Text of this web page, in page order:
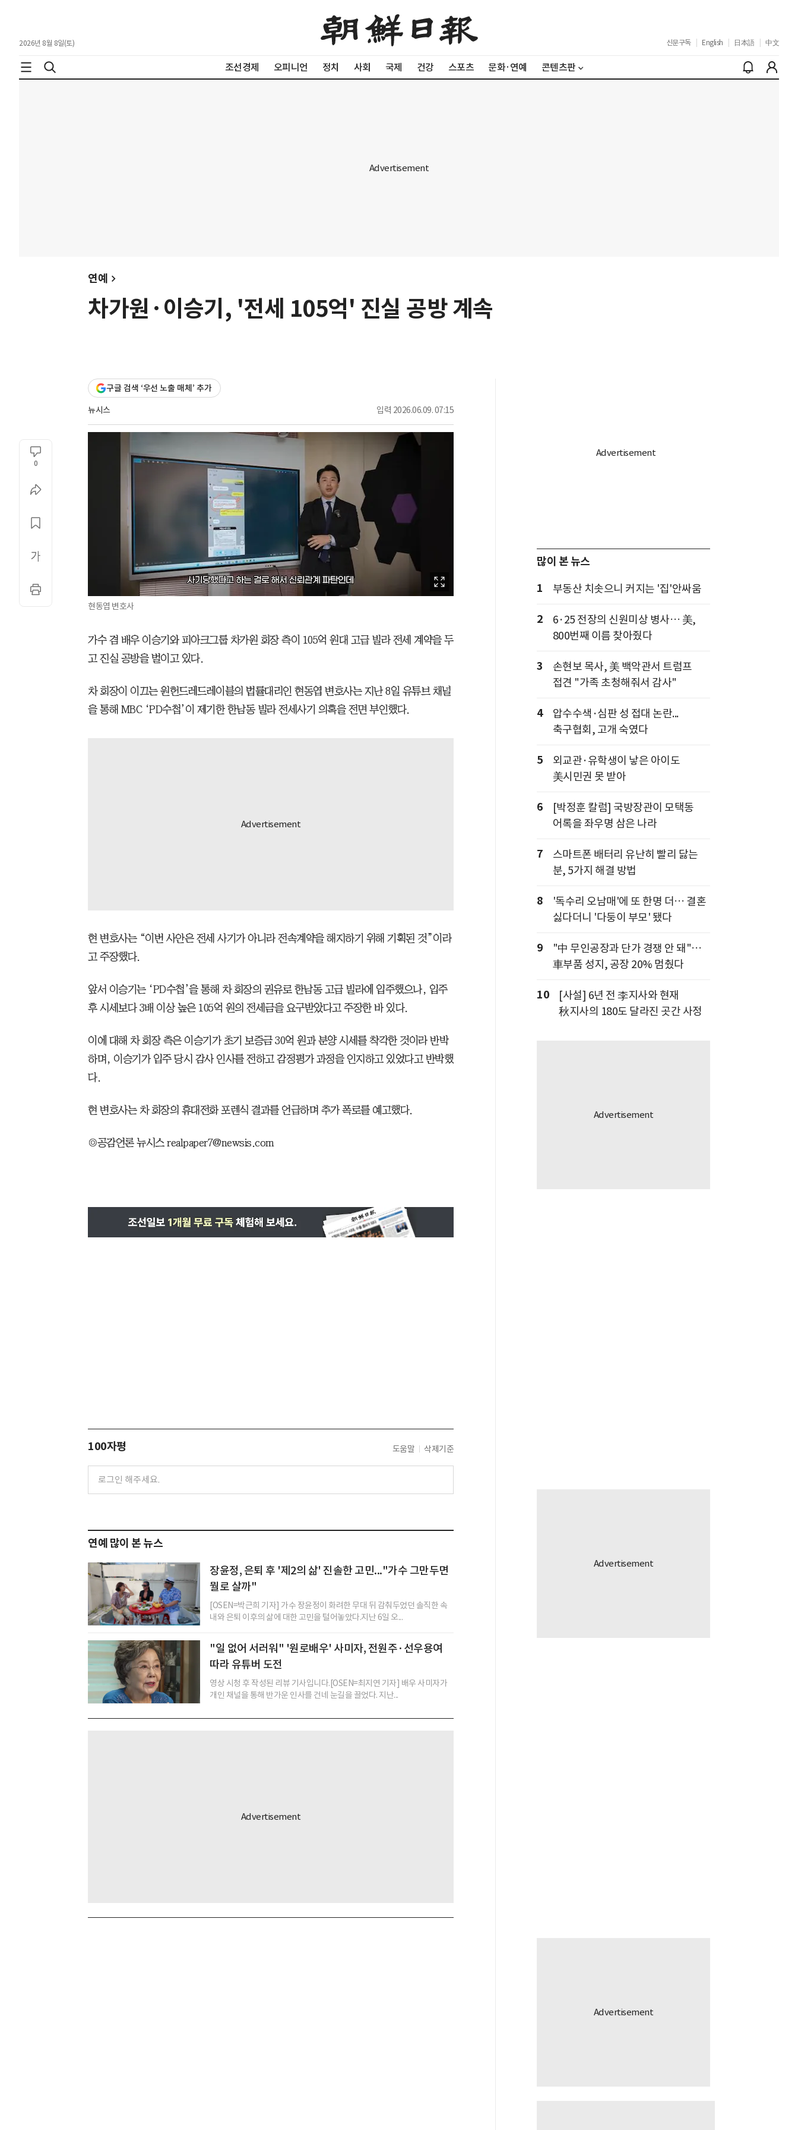
2026년 8월 8일(토) 신문구독 English 日本語 中文
조선경제 오피니언 정치 사회 국제 건강 스포츠 문화·연예 콘텐츠판
연예
차가원·이승기, '전세 105억' 진실 공방 계속
구글 검색 ‘우선 노출 매체’ 추가
뉴시스 입력 2026.06.09. 07:15
0
현동엽 변호사
가수 겸 배우 이승기와 피아크그룹 차가원 회장 측이 105억 원대 고급 빌라 전세 계약을 두
고 진실 공방을 벌이고 있다.
차 회장이 이끄는 원헌드레드레이블의 법률대리인 현동엽 변호사는 지난 8일 유튜브 채널
을 통해 MBC ‘PD수첩’이 제기한 한남동 빌라 전세사기 의혹을 전면 부인했다.
현 변호사는 “이번 사안은 전세 사기가 아니라 전속계약을 해지하기 위해 기획된 것”이라
고 주장했다.
앞서 이승기는 ‘PD수첩’을 통해 차 회장의 권유로 한남동 고급 빌라에 입주했으나, 입주
후 시세보다 3배 이상 높은 105억 원의 전세금을 요구받았다고 주장한 바 있다.
이에 대해 차 회장 측은 이승기가 초기 보증금 30억 원과 분양 시세를 착각한 것이라 반박
하며, 이승기가 입주 당시 감사 인사를 전하고 감정평가 과정을 인지하고 있었다고 반박했
다.
현 변호사는 차 회장의 휴대전화 포렌식 결과를 언급하며 추가 폭로를 예고했다.
◎공감언론 뉴시스 realpaper7@newsis.com
100자평 도움말 삭제기준
연예 많이 본 뉴스
장윤정, 은퇴 후 '제2의 삶' 진솔한 고민..."가수 그만두면
뭘로 살까"
[OSEN=박근희 기자] 가수 장윤정이 화려한 무대 뒤 감춰두었던 솔직한 속
내와 은퇴 이후의 삶에 대한 고민을 털어놓았다.지난 6일 오...
"일 없어 서러워" '원로배우' 사미자, 전원주·선우용여
따라 유튜버 도전
영상 시청 후 작성된 리뷰 기사입니다.[OSEN=최지연 기자] 배우 사미자가
개인 채널을 통해 반가운 인사를 건네 눈길을 끌었다. 지난...
많이 본 뉴스
1
부동산 치솟으니 커지는 '집'안싸움
2
6·25 전장의 신원미상 병사… 美,
800번째 이름 찾아줬다
3
손현보 목사, 美 백악관서 트럼프
접견 "가족 초청해줘서 감사"
4
압수수색·심판 성 접대 논란...
축구협회, 고개 숙였다
5
외교관·유학생이 낳은 아이도
美시민권 못 받아
6
[박정훈 칼럼] 국방장관이 모택동
어록을 좌우명 삼은 나라
7
스마트폰 배터리 유난히 빨리 닳는
분, 5가지 해결 방법
8
'독수리 오남매'에 또 한명 더… 결혼
싫다더니 '다둥이 부모' 됐다
9
"中 무인공장과 단가 경쟁 안 돼"…
車부품 성지, 공장 20% 멈췄다
10
[사설] 6년 전 李지사와 현재
秋지사의 180도 달라진 곳간 사정